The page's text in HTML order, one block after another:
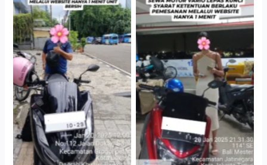
Antar Jemput Kendaraan
Cityplaza Jatinegara
Gedung Parkir P6ASewa
Motor Medan Sunggal No
Ribet, Proses Kilat, Siap
Pakai.